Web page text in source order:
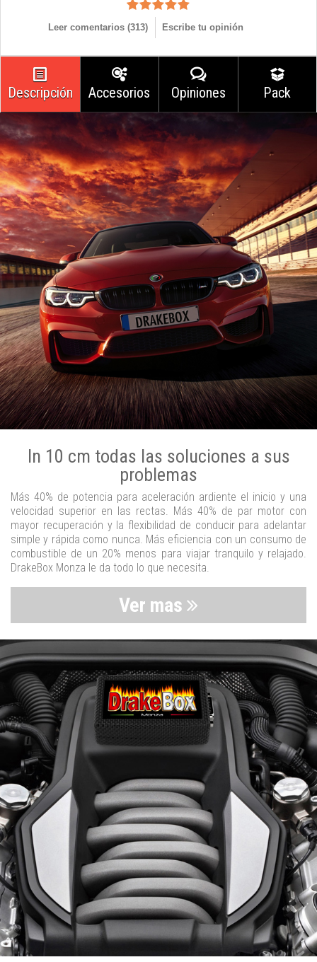
Leer comentarios (313) Escribe tu opinión
Descripción Accesorios Opiniones Pack
In 10 cm todas las soluciones a sus
problemas
Más 40% de potencia para aceleración ardiente el inicio y una
velocidad superior en las rectas. Más 40% de par motor con
mayor recuperación y la flexibilidad de conducir para adelantar
simple y rápida como nunca. Más eficiencia con un consumo de
combustible de un 20% menos para viajar tranquilo y relajado.
DrakeBox Monza le da todo lo que necesita.
Ver mas